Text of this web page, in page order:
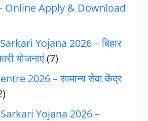
Online Apply & Download
Yojana 2026 – बिहार
योजनाएं(7)
2026 – सामान्य सेवा केंद्र
Yojana 2026 –